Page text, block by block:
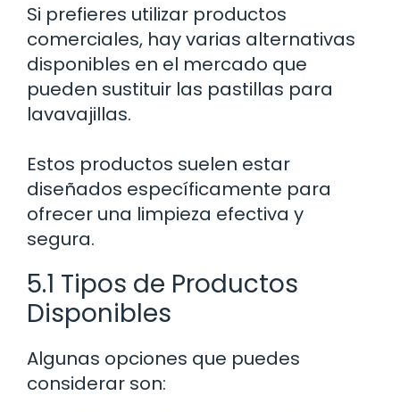
Si prefieres utilizar productos
comerciales, hay varias alternativas
disponibles en el mercado que
pueden sustituir las pastillas para
lavavajillas.
Estos productos suelen estar
diseñados específicamente para
ofrecer una limpieza efectiva y
segura.
5.1 Tipos de Productos
Disponibles
Algunas opciones que puedes
considerar son: